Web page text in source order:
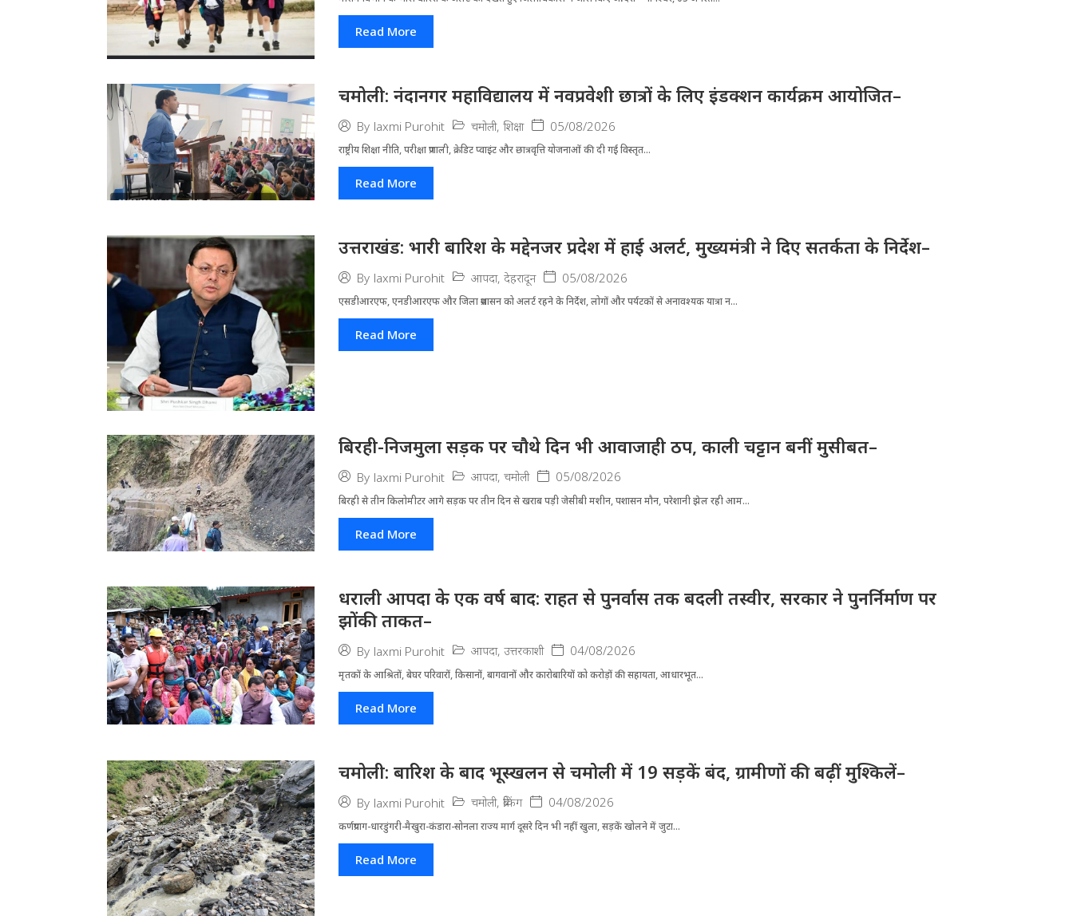
Read More
चमोली: नंदानगर महाविद्यालय में नवप्रवेशी छात्रों के लिए इंडक्शन कार्यक्रम आयोजित–
By laxmi Purohit चमोली, शिक्षा 05/08/2026
राष्ट्रीय शिक्षा नीति, परीक्षा प्रणाली, क्रेडिट प्वाइंट और छात्रवृत्ति योजनाओं की दी गई विस्तृत...
Read More
उत्तराखंड: भारी बारिश के मद्देनजर प्रदेश में हाई अलर्ट, मुख्यमंत्री ने दिए सतर्कता के निर्देश–
By laxmi Purohit आपदा, देहरादून 05/08/2026
एसडीआरएफ, एनडीआरएफ और जिला प्रशासन को अलर्ट रहने के निर्देश, लोगों और पर्यटकों से अनावश्यक यात्रा न...
Read More
बिरही-निजमुला सड़क पर चौथे दिन भी आवाजाही ठप, काली चट्टान बनीं मुसीबत–
By laxmi Purohit आपदा, चमोली 05/08/2026
बिरही से तीन किलोमीटर आगे सड़क पर तीन दिन से खराब पड़ी जेसीबी मशीन, पशासन मौन, परेशानी झेल रही आम...
Read More
धराली आपदा के एक वर्ष बाद: राहत से पुनर्वास तक बदली तस्वीर, सरकार ने पुनर्निर्माण पर
झोंकी ताकत–
By laxmi Purohit आपदा, उत्तरकाशी 04/08/2026
मृतकों के आश्रितों, बेघर परिवारों, किसानों, बागवानों और कारोबारियों को करोड़ों की सहायता, आधारभूत...
Read More
चमोली: बारिश के बाद भूस्खलन से चमोली में 19 सड़कें बंद, ग्रामीणों की बढ़ीं मुश्किलें–
By laxmi Purohit चमोली, ब्रेकिंग 04/08/2026
कर्णप्रयाग-धारडुंगरी-मैखुरा-कंडारा-सोनला राज्य मार्ग दूसरे दिन भी नहीं खुला, सड़कें खोलने में जुटा...
Read More